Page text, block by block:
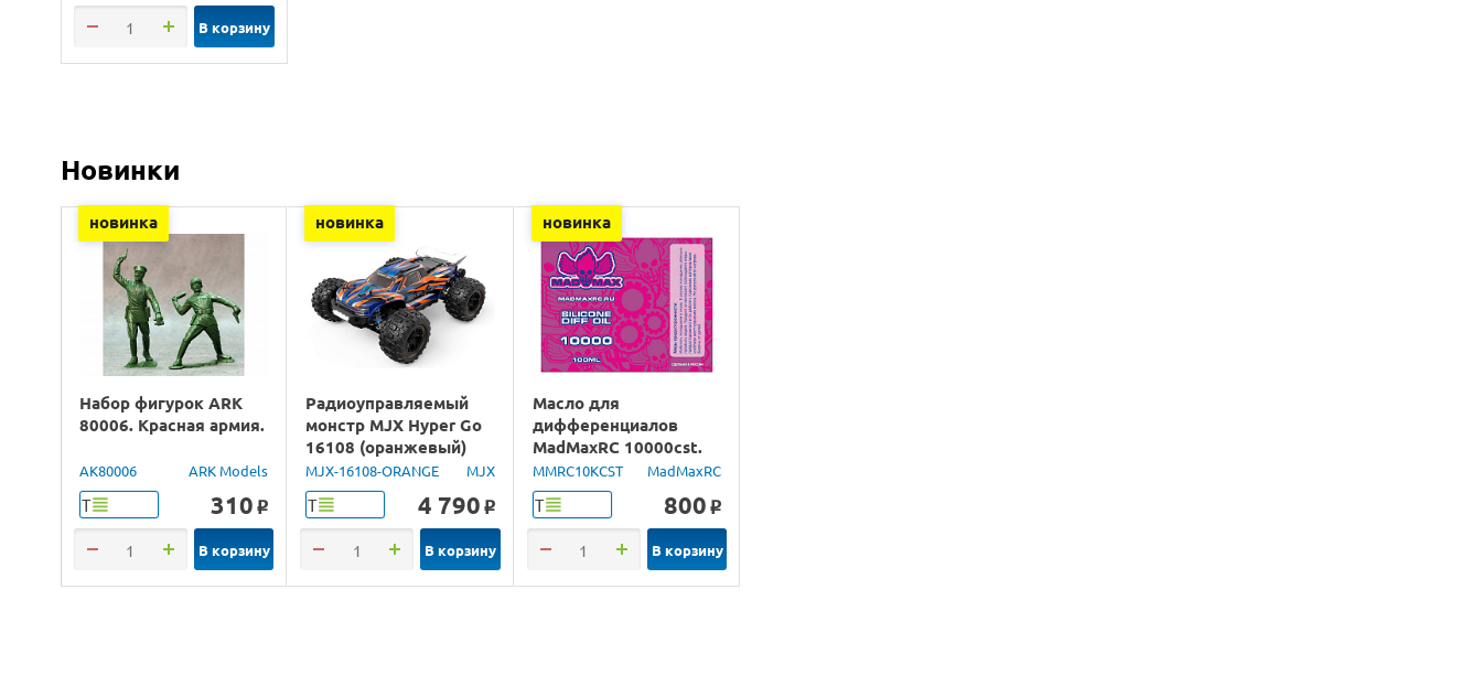
В корзину
Новинки
новинка
Набор фигурок ARK
80006. Красная армия.
AK80006 ARK Models
Т 310 o
В корзину
новинка
Радиоуправляемый
монстр MJX Hyper Go
16108 (оранжевый)
4WD 2.4G LED 1/16
RTR
MJX-16108-ORANGE MJX
Т 4 790 o
В корзину
новинка
Масло для
дифференциалов
MadMaxRC 10000cst.
100ml.
MMRC10KCST MadMaxRC
Т 800 o
В корзину